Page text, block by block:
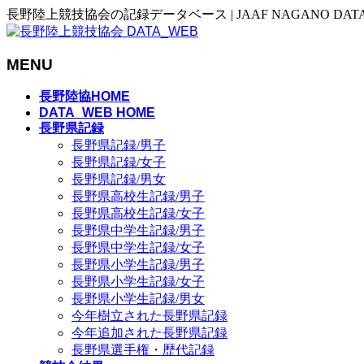
長野陸上競技協会の記録データベース | JAAF NAGANO
MENU
長野陸協HOME
DATA_WEB HOME
長野県記録
長野県記録/男子
長野県記録/女子
長野県記録/男女
長野県高校生記録/男子
長野県高校生記録/女子
長野県中学生記録/男子
長野県中学生記録/女子
長野県小学生記録/男子
長野県小学生記録/女子
長野県小学生記録/男女
今年樹立された長野県記録
今年追加された長野県記録
長野県選手権・歴代記録